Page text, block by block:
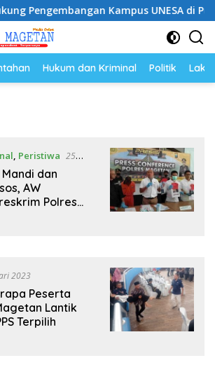
Kampus UNESA di Pusat
Hukum dan Kriminal Politik
, Peristiwa 25
dan
AW
Polres
2023
Peserta
Lantik
Terpilih